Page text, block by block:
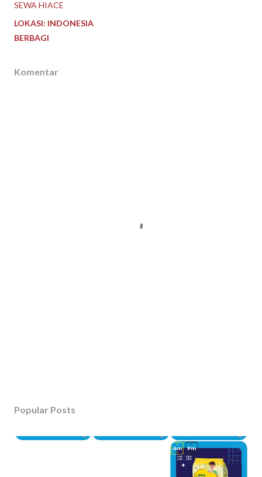
SEWA HIACE
LOKASI: INDONESIA
BERBAGI
Komentar
Popular Posts